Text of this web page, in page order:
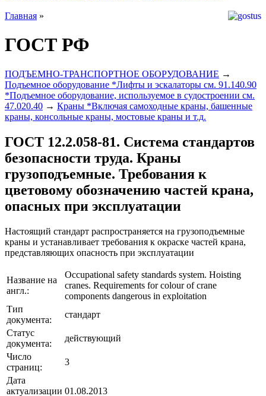
Главная »
ГОСТ РФ
ПОДЪЕМНО-ТРАНСПОРТНОЕ ОБОРУДОВАНИЕ →
Подъемное оборудование *Лифты и эскалаторы см. 91.140.90
*Подъемное оборудование, используемое в судостроении см.
47.020.40 → Краны *Включая самоходные краны, башенные
краны, консольные краны, мостовые краны и т.д.
ГОСТ 12.2.058-81. Система стандартов
безопасности труда. Краны
грузоподъемные. Требования к
цветовому обозначению частей крана,
опасных при эксплуатации
Настоящий стандарт распространяется на грузоподъемные
краны и устанавливает требования к окраске частей крана,
представляющих опасность при эксплуатации
Название на
англ.:
Occupational safety standards system. Hoisting
cranes. Requirements for colour of crane
components dangerous in exploitation
Тип
документа:
стандарт
Статус
документа:
действующий
Число
страниц:
3
Дата
актуализации 01.08.2013